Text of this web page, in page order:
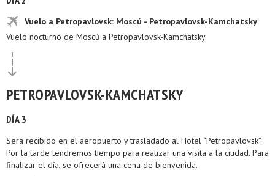
Vuelo a Petropavlovsk: Moscú - Petropavlovsk-Kamchatsky
Vuelo nocturno de Moscú a Petropavlovsk-Kamchatsky.
PETROPAVLOVSK-KAMCHATSKY
DÍA 3
Será recibido en el aeropuerto y trasladado al Hotel “Petropavlovsk”.
Por la tarde tendremos tiempo para realizar una visita a la ciudad. Para
finalizar el día, se ofrecerá una cena de bienvenida.